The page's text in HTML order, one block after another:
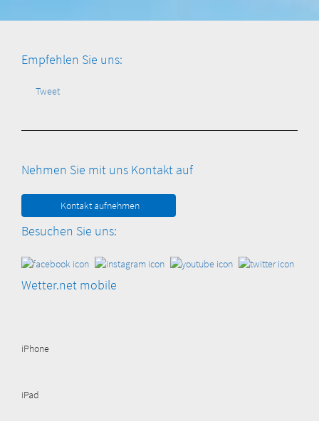
Empfehlen Sie uns:
Tweet
Nehmen Sie mit uns Kontakt auf
Kontakt aufnehmen
Besuchen Sie uns:
Wetter.net mobile
iPhone
iPad